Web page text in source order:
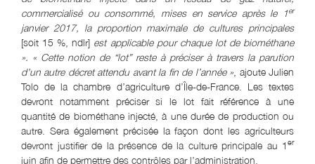
commercialisé ou consommé, mises en service après le 1er
janvier 2017, la proportion maximale de cultures principales
[soit 15 %, ndlr] est applicable pour chaque lot de biométhane
». « Cette notion de “lot” reste à préciser à travers la parution
d’un autre décret attendu avant la fin de l’année » , ajoute Julien
Tolo de la chambre d’agriculture d’Île-de-France. Les textes
devront notamment préciser si le lot fait référence à une
quantité de biométhane injecté, à une durée de production ou
autre. Sera également précisée la façon dont les agriculteurs
devront justifier de la présence de la culture principale au 1 er
juin afin de permettre des contrôles par l’administration.